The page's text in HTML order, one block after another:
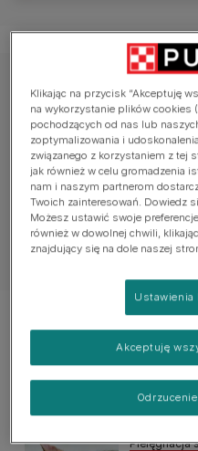
Poznaj
Wszystkie artykuły
Zobacz
Popularne
Pielęgnacja
Klikając na przycisk “Akceptuję
na wykorzystanie plików
pochodzących od nas lub
zoptymalizowania i
związanego z korzystaniem z tej
jak również w celu gromadzenia
nam i naszym partnerom
Twoich zainteresowań. Dowiedz
Możesz ustawić swoje
również w dowolnej chwili,
znajdujący się na dole naszej
Ustawienia
Akceptuję